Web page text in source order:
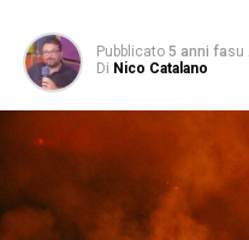
Pubblicato 5 anni fasu
Di Nico Catalano